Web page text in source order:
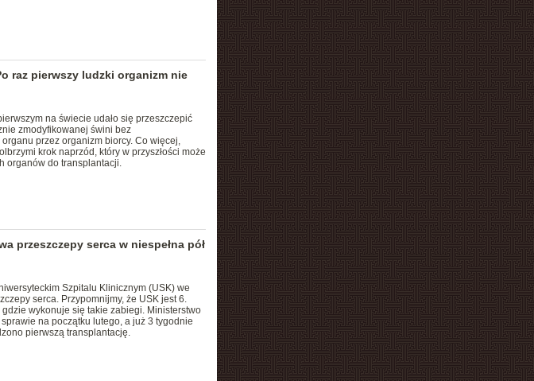
raz pierwszy ludzki organizm nie
na świecie udało się przeszczepić
zmodyfikowanej świni bez
przez organizm biorcy. Co więcej,
krok naprzód, który w przyszłości może
organów do transplantacji.
przeszczepy serca w niespełna pół
Szpitalu Klinicznym (USK) we
serca. Przypomnijmy, że USK jest 6.
wykonuje się takie zabiegi. Ministerstwo
na początku lutego, a już 3 tygodnie
pierwszą transplantację.